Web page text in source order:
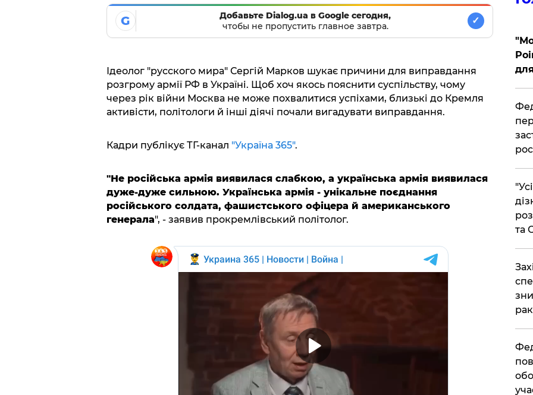
G
Добавьте Dialog.ua в Google сегодня,
чтобы не пропустить главное завтра.
✓
Ідеолог "русского мира" Сергій Марков шукає причини для виправдання
розгрому армії РФ в Україні. Щоб хоч якось пояснити суспільству, чому
через рік війни Москва не може похвалитися успіхами, близькі до Кремля
активісти, політологи й інші діячі почали вигадувати виправдання.
Кадри публікує ТГ-канал "Україна 365".
"Не російська армія виявилася слабкою, а українська армія виявилася
дуже-дуже сильною. Українська армія - унікальне поєднання
російського солдата, фашистського офіцера й американського
генерала", - заявив прокремлівський політолог.
та